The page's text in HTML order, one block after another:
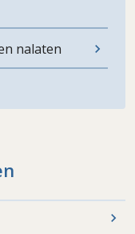
nalaten